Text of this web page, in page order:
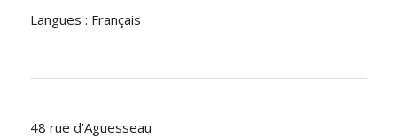
Langues : Français
48 rue d’Aguesseau